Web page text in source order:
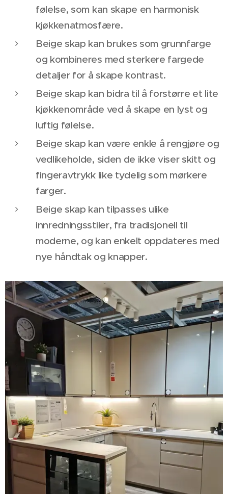
følelse, som kan skape en harmonisk
kjøkkenatmosfære.
Beige skap kan brukes som grunnfarge
og kombineres med sterkere fargede
detaljer for å skape kontrast.
Beige skap kan bidra til å forstørre et lite
kjøkkenområde ved å skape en lyst og
luftig følelse.
Beige skap kan være enkle å rengjøre og
vedlikeholde, siden de ikke viser skitt og
fingeravtrykk like tydelig som mørkere
farger.
Beige skap kan tilpasses ulike
innredningsstiler, fra tradisjonell til
moderne, og kan enkelt oppdateres med
nye håndtak og knapper.